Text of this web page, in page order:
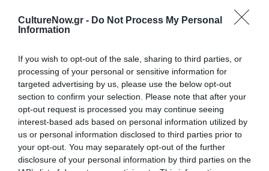
CultureNow.gr - Do Not Process My Personal
Information
If you wish to opt-out of the sale, sharing to third parties, or
processing of your personal or sensitive information for
targeted advertising by us, please use the below opt-out
section to confirm your selection. Please note that after your
opt-out request is processed you may continue seeing
interest-based ads based on personal information utilized by
us or personal information disclosed to third parties prior to
your opt-out. You may separately opt-out of the further
disclosure of your personal information by third parties on the
Πληροφορίες έκδοσης:
Ακολουθήστε το Culturenow.gr στοGoogle Newsκαι
μάθετε πρώτοι όλες τις ειδήσεις
Δείτε όλα τατελευταία νέαγια την Τέχνη και τον
Πολιτισμό στοCulturenow.gr